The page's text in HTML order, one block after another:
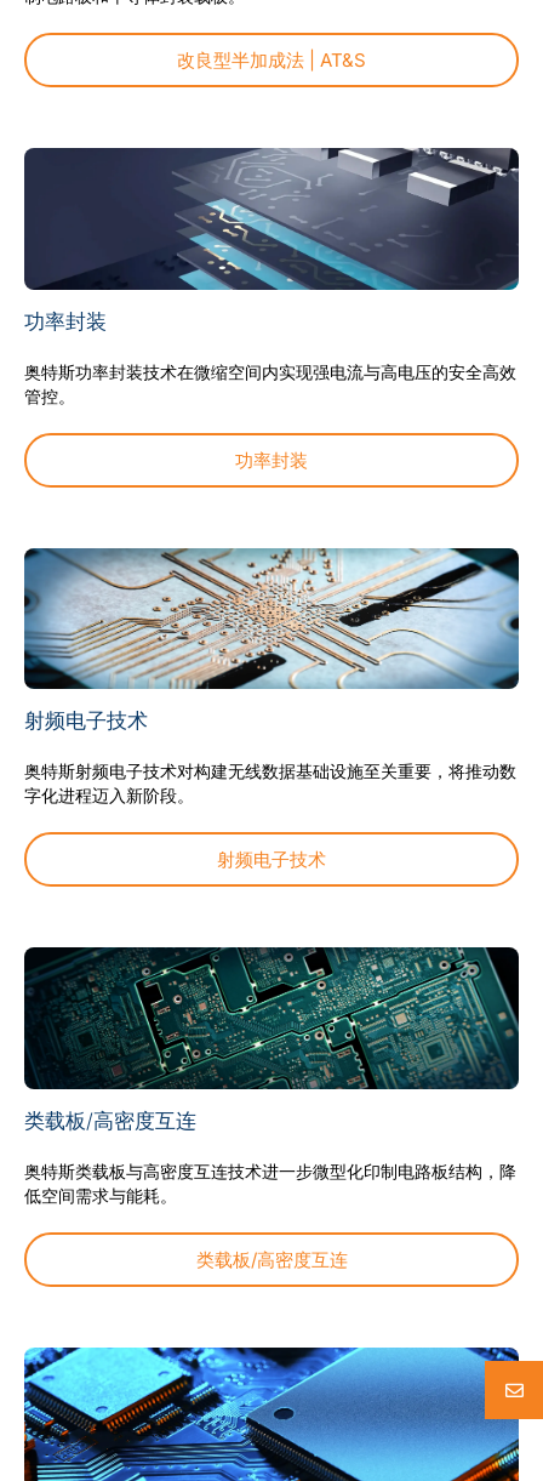
改良型半加成法 | AT&S
功率封装
奥特斯功率封装技术在微缩空间内实现强电流与高电压的安全高效
管控。
功率封装
射频电子技术
奥特斯射频电子技术对构建无线数据基础设施至关重要，将推动数
字化进程迈入新阶段。
射频电子技术
类载板/高密度互连
奥特斯类载板与高密度互连技术进一步微型化印制电路板结构，降
低空间需求与能耗。
类载板/高密度互连